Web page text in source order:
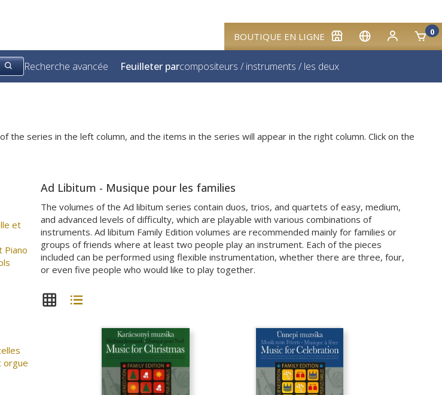
BOUTIQUE EN LIGNE 0
Recherche avancée Feuilleter parcompositeurs / instruments / les deux
the series in the left column, and the items in the series will appear in the right column. Click on the
et
Piano
orgue
Ad Libitum - Musique pour les families
The volumes of the Ad libitum series contain duos, trios, and quartets of easy, medium,
and advanced levels of difficulty, which are playable with various combinations of
instruments. Ad libitum Family Edition volumes are recommended mainly for families or
groups of friends where at least two people play an instrument. Each of the pieces
included can be performed using flexible instrumentation, whether there are three, four,
or even five people who would like to play together.